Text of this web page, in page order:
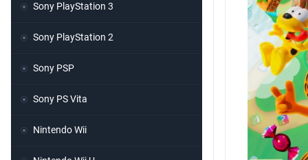
Sony PlayStation 3
Sony PlayStation 2
Sony PSP
Sony PS Vita
Nintendo Wii